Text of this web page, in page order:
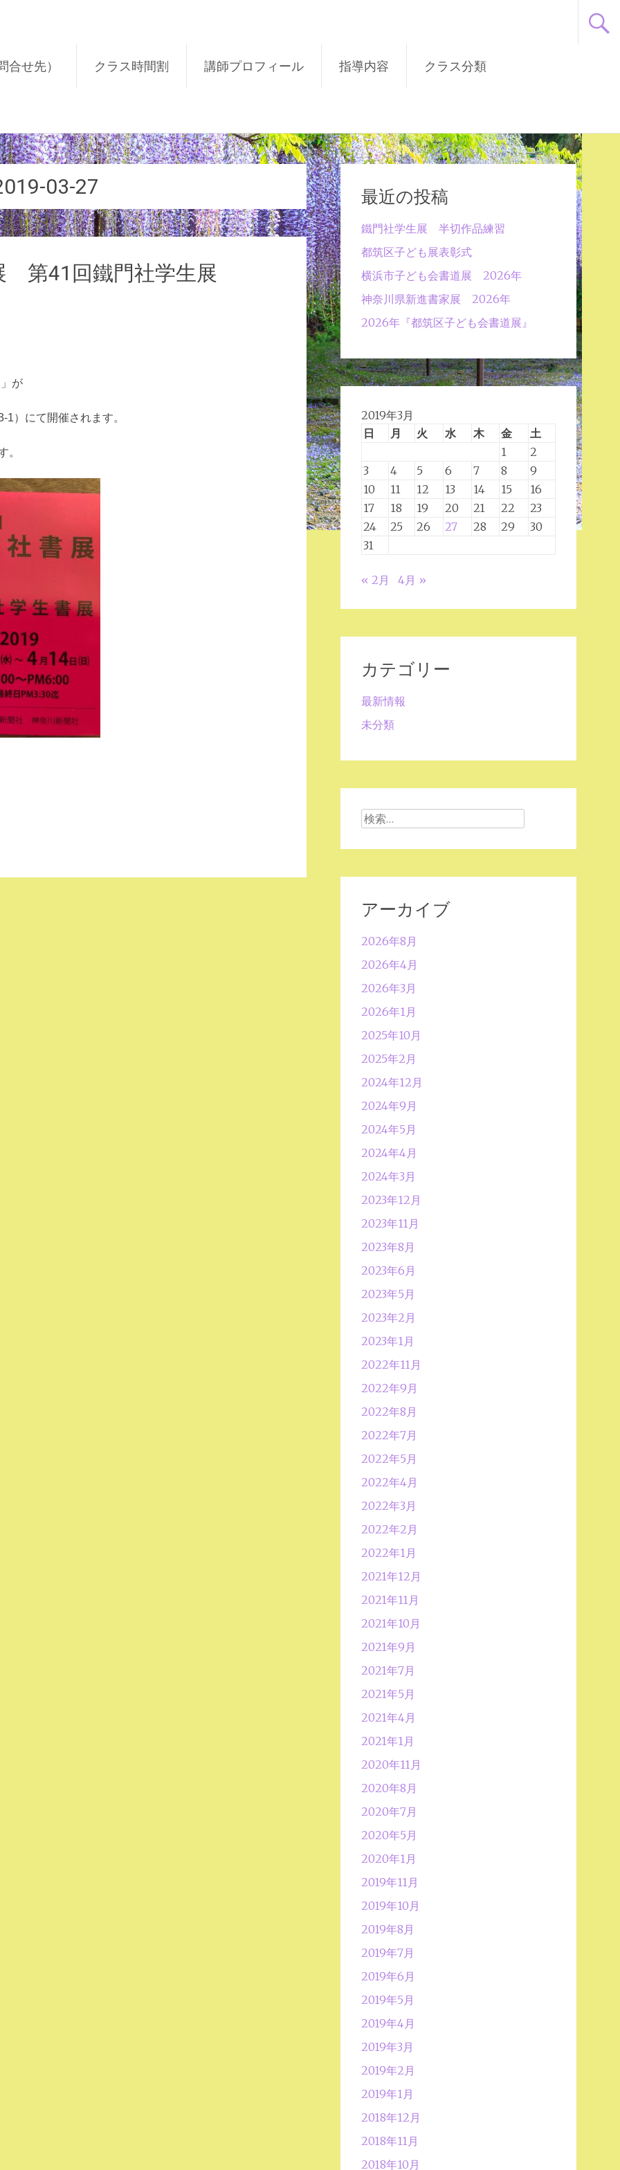
せ先） クラス時間割 講師プロフィール 指導内容 クラス分類
03-27
第41回鐵門社学生展
が
）にて開催されます。
。
最近の投稿
鐵門社学生展 半切作品練習
都筑区子ども展表彰式
横浜市子ども会書道展 2026年
神奈川県新進書家展 2026年
2026年『都筑区子ども会書道展』
2019年3月
日
月 火 水 木 金
土
1
2
3
4 5 6 7 8
9
10
11 12 13 14 15
16
17
18 19 20 21 22
23
24
25 26 27 28 29
30
31
« 2月 4月 »
カテゴリー
最新情報
未分類
検
アーカイブ
2026年8月
2026年4月
2026年3月
2026年1月
2025年10月
2025年2月
2024年12月
2024年9月
2024年5月
2024年4月
2024年3月
2023年12月
2023年11月
2023年8月
2023年6月
2023年5月
2023年2月
2023年1月
2022年11月
2022年9月
2022年8月
2022年7月
2022年5月
2022年4月
2022年3月
2022年2月
2022年1月
2021年12月
2021年11月
2021年10月
2021年9月
2021年7月
2021年5月
2021年4月
2021年1月
2020年11月
2020年8月
2020年7月
2020年5月
2020年1月
2019年11月
2019年10月
2019年8月
2019年7月
2019年6月
2019年5月
2019年4月
2019年3月
2019年2月
2019年1月
2018年12月
2018年11月
2018年10月